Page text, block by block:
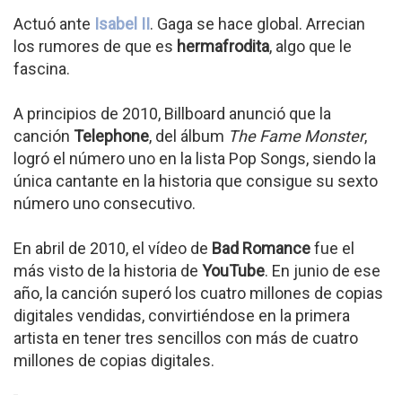
Actuó ante Isabel II. Gaga se hace global. Arrecian
los rumores de que es hermafrodita, algo que le
fascina.
A principios de 2010, Billboard anunció que la
canción Telephone, del álbum The Fame Monster,
logró el número uno en la lista Pop Songs, siendo la
única cantante en la historia que consigue su sexto
número uno consecutivo.
En abril de 2010, el vídeo de Bad Romancefue el
más visto de la historia de YouTube. En junio de ese
año, la canción superó los cuatro millones de copias
digitales vendidas, convirtiéndose en la primera
artista en tener tres sencillos con más de cuatro
millones de copias digitales.